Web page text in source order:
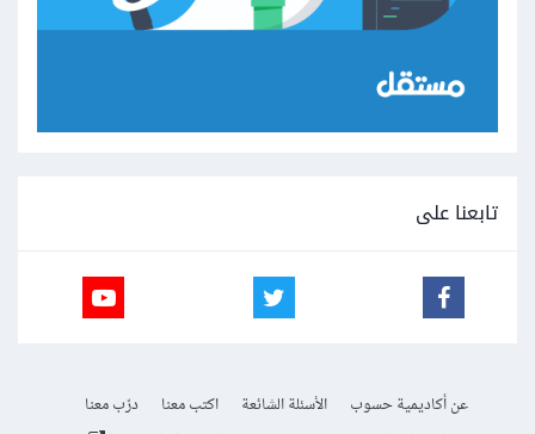
تابعنا على
عن أكاديمية حسوب الأسئلة الشائعة اكتب معنا
درّب معنا